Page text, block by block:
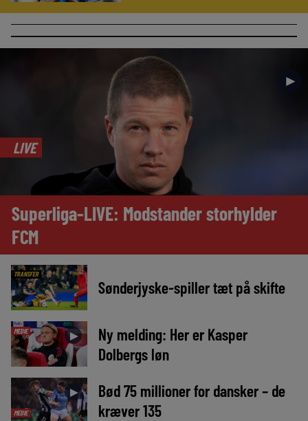
►
LIVE
Superliga-LIVE: Modstander storhylder
FCM
TRANSFER
Sønderjyske-spiller tæt på skifte
MEDIE ►
Ny melding: Her er Kasper
Dolbergs løn
MEDIE
►
Bød 75 millioner for dansker – de
kræver 135